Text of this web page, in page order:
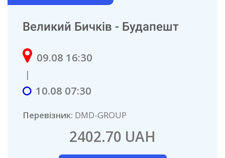
Великий Бичків - Будапешт
09.08 16:30
|
10.08 07:30
Перевізник: DМD-GROUP
2402.70 UAH